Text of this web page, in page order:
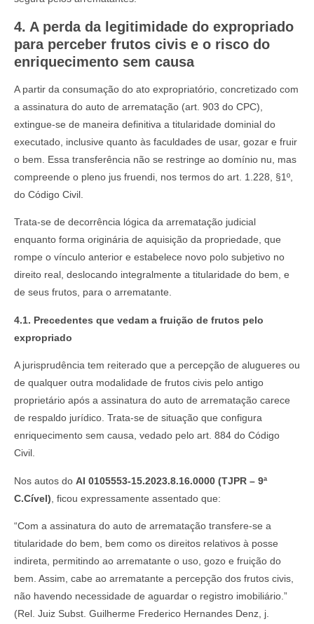
4. A perda da legitimidade do expropriado
para perceber frutos civis e o risco do
enriquecimento sem causa
A partir da consumação do ato expropriatório, concretizado com
a assinatura do auto de arrematação (art. 903 do CPC),
extingue-se de maneira definitiva a titularidade dominial do
executado, inclusive quanto às faculdades de usar, gozar e fruir
o bem. Essa transferência não se restringe ao domínio nu, mas
compreende o pleno jus fruendi, nos termos do art. 1.228, §1º,
do Código Civil.
Trata-se de decorrência lógica da arrematação judicial
enquanto forma originária de aquisição da propriedade, que
rompe o vínculo anterior e estabelece novo polo subjetivo no
direito real, deslocando integralmente a titularidade do bem, e
de seus frutos, para o arrematante.
4.1. Precedentes que vedam a fruição de frutos pelo
expropriado
A jurisprudência tem reiterado que a percepção de alugueres ou
de qualquer outra modalidade de frutos civis pelo antigo
proprietário após a assinatura do auto de arrematação carece
de respaldo jurídico. Trata-se de situação que configura
enriquecimento sem causa, vedado pelo art. 884 do Código
Civil.
Nos autos do AI 0105553-15.2023.8.16.0000 (TJPR – 9ª
C.Cível) , ficou expressamente assentado que:
“Com a assinatura do auto de arrematação transfere-se a
titularidade do bem, bem como os direitos relativos à posse
indireta, permitindo ao arrematante o uso, gozo e fruição do
bem. Assim, cabe ao arrematante a percepção dos frutos civis,
não havendo necessidade de aguardar o registro imobiliário.”
(Rel. Juiz Subst. Guilherme Frederico Hernandes Denz, j.